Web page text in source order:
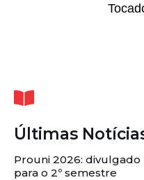
Últimas
Prouni 2026:
para o 2º semestre